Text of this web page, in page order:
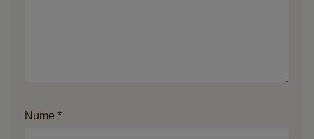
Nume *